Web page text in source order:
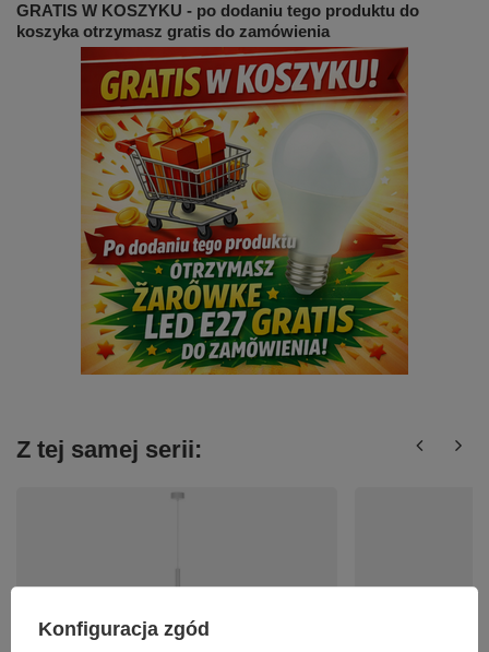
GRATIS W KOSZYKU - po dodaniu tego produktu do
koszyka otrzymasz gratis do zamówienia
Z tej samej serii:
Konfiguracja zgód